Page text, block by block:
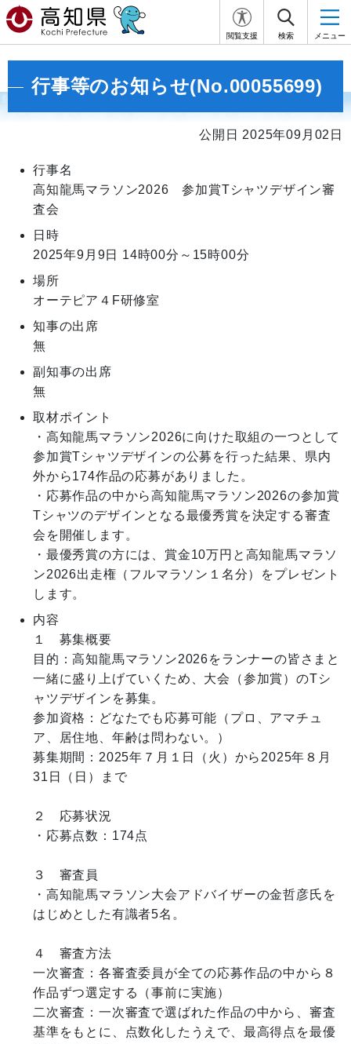
閲覧支援 検索 メニュー
行事等のお知らせ(No.00055699)
公開日 2025年09月02日
行事名
高知龍馬マラソン2026 参加賞Tシャツデザイン審
査会
日時
2025年9月9日
14時00分～15時00分
場所
オーテピア４F研修室
知事の出席
無
副知事の出席
無
取材ポイント
・高知龍馬マラソン2026に向けた取組の一つとして
参加賞Tシャツデザインの公募を行った結果、県内
外から174作品の応募がありました。
・応募作品の中から高知龍馬マラソン2026の参加賞
Tシャツのデザインとなる最優秀賞を決定する審査
会を開催します。
・最優秀賞の方には、賞金10万円と高知龍馬マラソ
ン2026出走権（フルマラソン１名分）をプレゼント
します。
内容
１　募集概要
目的：高知龍馬マラソン2026をランナーの皆さまと
一緒に盛り上げていくため、大会（参加賞）のTシ
ャツデザインを募集。
参加資格：どなたでも応募可能（プロ、アマチュ
ア、居住地、年齢は問わない。）
募集期間：2025年７月１日（火）から2025年８月
31日（日）まで
２　応募状況
・応募点数：174点
３　審査員
・高知龍馬マラソン大会アドバイザーの金哲彦氏を
はじめとした有識者5名。
４　審査方法
一次審査：各審査委員が全ての応募作品の中から８
作品ずつ選定する（事前に実施）
二次審査：一次審査で選ばれた作品の中から、審査
基準をもとに、点数化したうえで、最高得点を最優